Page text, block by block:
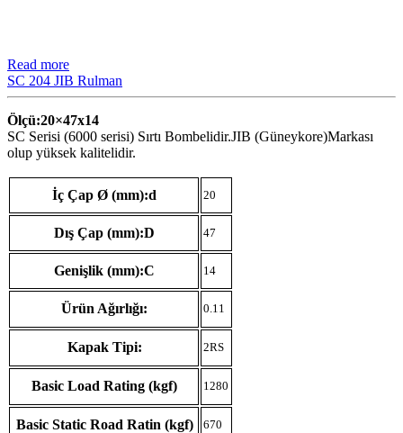
Read more
SC 204 JIB Rulman
Ölçü:20×47x14
SC Serisi (6000 serisi) Sırtı Bombelidir.JIB (Güneykore)Markası
olup yüksek kalitelidir.
İç Çap Ø (mm):d 20
Dış Çap (mm):D 47
Genişlik (mm):C 14
Ürün Ağırlığı: 0.11
Kapak Tipi: 2RS
Basic Load Rating (kgf) 1280
Basic Static Road Ratin (kgf) 670